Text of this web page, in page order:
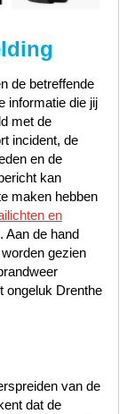
de betreffende
informatie die jij
met de
incident, de
en de
kan
maken hebben
en
Aan de hand
gezien
ongeluk Drenthe
van de
dat de